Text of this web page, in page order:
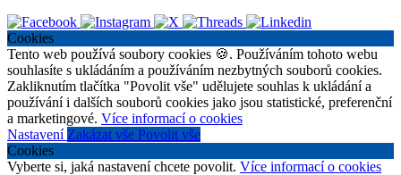
Cookies
Tento web používá soubory cookies 🍪. Používáním tohoto webu
souhlasíte s ukládáním a používáním nezbytných souborů cookies.
Zakliknutím tlačítka "Povolit vše" udělujete souhlas k ukládání a
používání i dalších souborů cookies jako jsou statistické, preferenční
a marketingové. Více informací o cookies
Nastavení Zakázat vše Povolit vše
Cookies
Vyberte si, jaká nastavení chcete povolit. Více informací o cookies